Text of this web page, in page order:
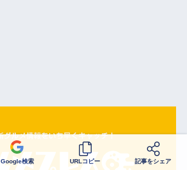
Google検索 URLコピー 記事をシェア